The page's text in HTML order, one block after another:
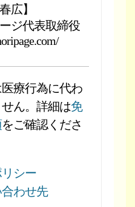
広】
ジ代表取締役
療行為に代わ
ん。詳細は免
をご確認くださ
シー
わせ先